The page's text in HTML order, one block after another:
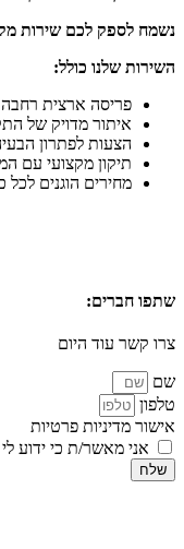
נשמח לספק לכם שירות
השירות שלנו כולל:
פריסה ארצית רחבה
איתור מדויק של
הצעות לפתרון
תיקון מקצועי עם
מחירים הוגנים לכל
שתפו חברים:
צרו קשר עוד היום
שם
טלפון
אישור מדיניות פרטיות
אני מאשר/ת כי ידוע לי
שלח